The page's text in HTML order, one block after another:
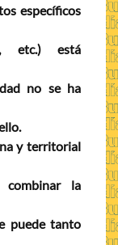
específicos
etc.) está
no se ha
y territorial
la
puede tanto